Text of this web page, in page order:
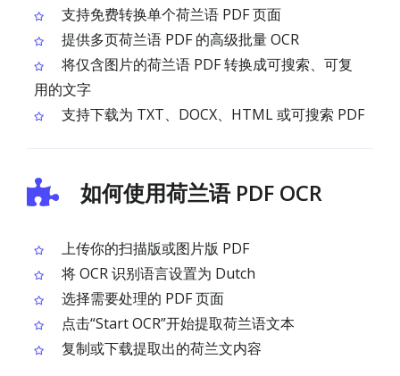
支持免费转换单个荷兰语 PDF 页面
提供多页荷兰语 PDF 的高级批量 OCR
将仅含图片的荷兰语 PDF 转换成可搜索、可复
用的文字
支持下载为 TXT、DOCX、HTML 或可搜索 PDF
如何使用荷兰语 PDF OCR
上传你的扫描版或图片版 PDF
将 OCR 识别语言设置为 Dutch
选择需要处理的 PDF 页面
点击“Start OCR”开始提取荷兰语文本
复制或下载提取出的荷兰文内容